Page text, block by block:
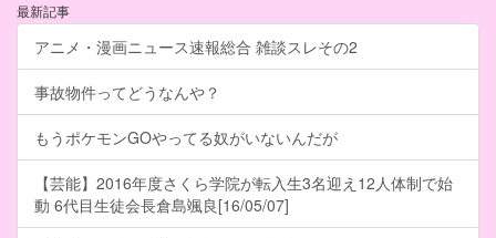
最新記事
アニメ・漫画ニュース速報総合 雑談スレその2
事故物件ってどうなんや？
もうポケモンGOやってる奴がいないんだが
【芸能】2016年度さくら学院が転入生3名迎え12人体制で始
動 6代目生徒会長倉島颯良[16/05/07]